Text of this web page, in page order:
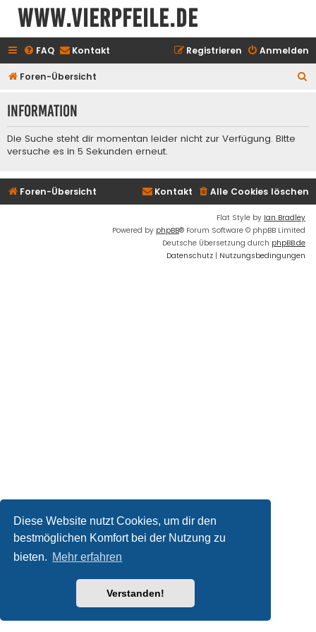
Diese Website nutzt Cookies, um dir den
bestmöglichen Komfort bei der Nutzung zu
bieten. Mehr erfahren
Verstanden!
www.vierpfeile.de
FAQ Kontakt Anmelden
Registrieren
Foren-Übersicht
h
Information
Die Suche steht dir momentan leider nicht zur Verfügung. Bitte
versuche es in 5 Sekunden erneut.
Foren-Übersicht Alle Cookies löschen
Kontakt
Flat Style by Ian Bradley
Powered by phpBB® Forum Software © phpBB Limited
Deutsche Übersetzung durch phpBB.de
Datenschutz | Nutzungsbedingungen